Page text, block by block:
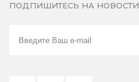
ПОДПИШИТЕСЬ НА НОВОСТИ